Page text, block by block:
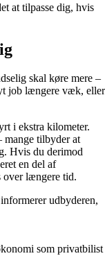
at tilpasse dig, hvis
skal køre mere –
job længere væk, eller
i ekstra kilometer.
mange tilbyder at
Hvis du derimod
en del af
over længere tid.
udbyderen,
som privatbilist